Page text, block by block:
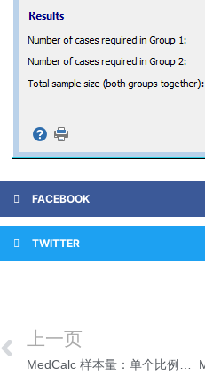
FACEBOOK
TWITTER
上一页